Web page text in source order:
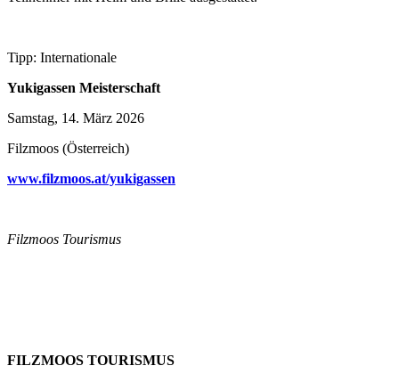
Tipp: Internationale
Yukigassen Meisterschaft
Samstag, 14. März 2026
Filzmoos (Österreich)
www.filzmoos.at/yukigassen
Filzmoos Tourismus
FILZMOOS TOURISMUS